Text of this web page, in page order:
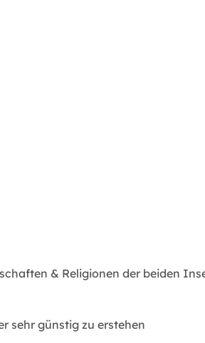
& Religionen der beiden
sehr günstig zu erstehen